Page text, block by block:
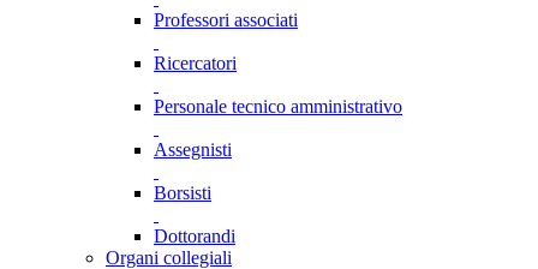
Professori associati
Ricercatori
Personale tecnico amministrativo
Assegnisti
Borsisti
Dottorandi
Organi collegiali